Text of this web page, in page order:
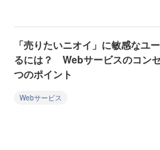
「売りたいニオイ」に敏感なユ
るには？ Webサービスのコン
つのポイント
Webサービス